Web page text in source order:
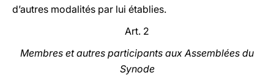
d’autres modalités par lui établies.
Art. 2
Membres et autres participants aux Assemblées du
Synode